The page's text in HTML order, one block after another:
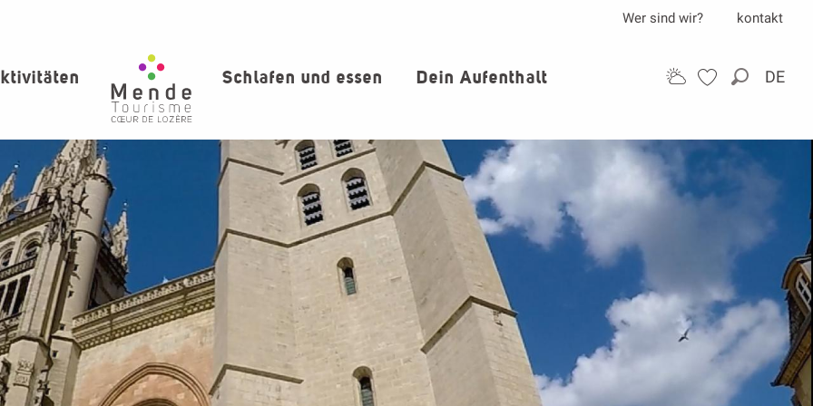
Suche
DE
Wer sind wir? kontakt
Schlafen und essen Dein Aufenthalt